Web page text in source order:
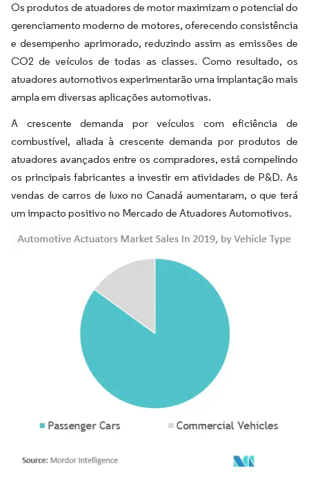
Os produtos de atuadores de motor maximizam o potencial do
gerenciamento moderno de motores, oferecendo consistência
e desempenho aprimorado, reduzindo assim as emissões de
CO2 de veículos de todas as classes. Como resultado, os
atuadores automotivos experimentarão uma implantação mais
ampla em diversas aplicações automotivas.
A crescente demanda por veículos com eficiência de
combustível, aliada à crescente demanda por produtos de
atuadores avançados entre os compradores, está compelindo
os principais fabricantes a investir em atividades de P&D. As
vendas de carros de luxo no Canadá aumentaram, o que terá
um impacto positivo no Mercado de Atuadores Automotivos.